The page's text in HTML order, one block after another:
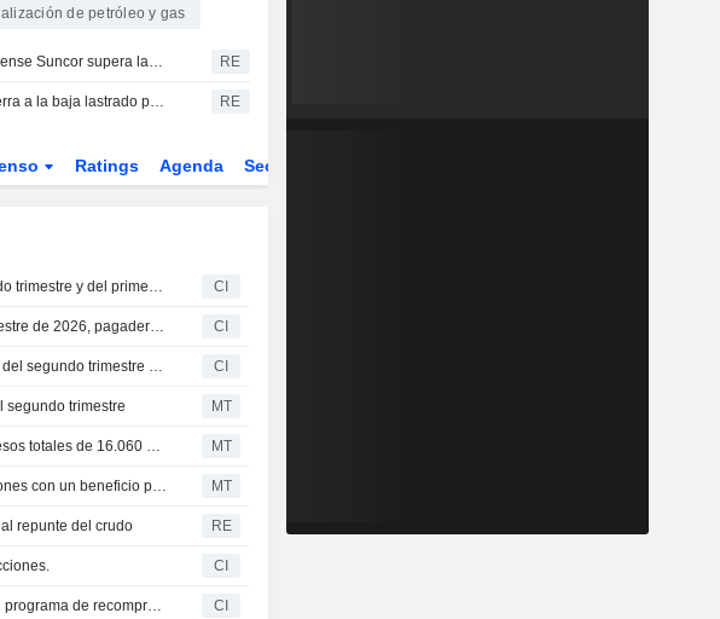
de petróleo y gas
La canadiense Suncor supera las previsiones de beneficio trimestral gracias al alza de los precios y los márgenes de refino RE
El TSX cierra a la baja lastrado por el oro, pero encadena su cuarto mes consecutivo de ganancias RE
Ratings Agenda Sector
Imperial Oil Limited presenta sus resultados del segundo trimestre y del primer semestre de 2026 CI
Imperial Oil Limited declara el dividendo del tercer trimestre de 2026, pagadero el 1 de octubre de 2026 CI
Imperial Oil Limited presenta sus resultados operativos del segundo trimestre y del primer semestre finalizado el 30 de junio de 2026 CI
segundo trimestre MT
Resultados trimestrales: Imperial Oil registra unos ingresos totales de 16.060 millones CAD en el segundo trimestre, por encima de las previsiones MT
Resultados trimestrales: Imperial Oil supera las previsiones con un beneficio por acción de 4,52 CAD en el segundo trimestre MT
repunte del crudo RE
CI
Imperial Oil Limited (Bolsa de Toronto: IMO) anuncia un programa de recompra de acciones por 24.179.635 títulos, equivalentes al 5% de su capital en circulación. CI